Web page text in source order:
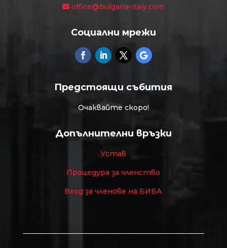
office@bulgaria-italy.com
Социални мрежи
Предстоящи събития
Очаквайте скоро!
Допълнителни връзки
Устав
Процедура за членство
Вход за членове на БИБА